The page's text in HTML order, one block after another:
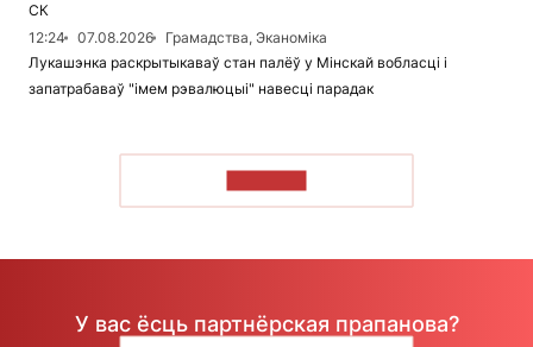
СК
12:24
07.08.2026
Грамадства, Эканоміка
Лукашэнка раскрытыкаваў стан палёў у Мінскай вобласці і
запатрабаваў "імем рэвалюцыі" навесці парадак
У вас ёсць партнёрская прапанова?